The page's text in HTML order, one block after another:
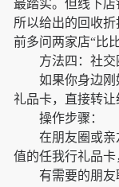
最踏实。但线下店
所以给出的回收
前多问两家店“比
方法四：社交
如果你身边刚
礼品卡，直接转让
操作步骤：
在朋友圈或亲
值的任我行礼品
有需要的朋友联